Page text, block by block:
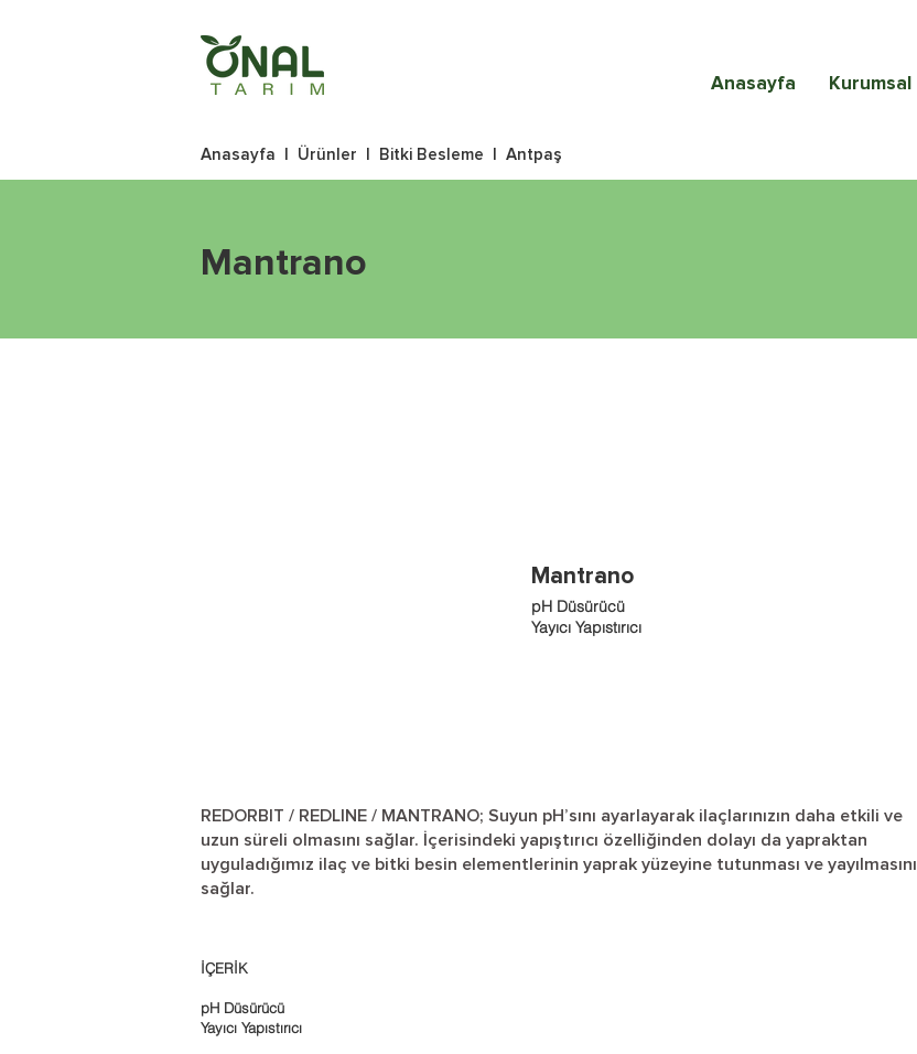
Anasayfa Kurumsal
Anasayfa Ürünler Bitki Besleme Antpaş
Mantrano
Mantrano
pH Düsürücü
Yayıcı Yapıstırıcı
REDORBIT / REDLINE / MANTRANO; Suyun pH’sını ayarlayarak ilaçlarınızın daha etkili ve
uzun süreli olmasını sağlar. İçerisindeki yapıştırıcı özelliğinden dolayı da yapraktan
uyguladığımız ilaç ve bitki besin elementlerinin yaprak yüzeyine tutunması ve yayıImasını
sağlar.
İÇERİK
pH Düsürücü
Yayıcı Yapıstırıcı